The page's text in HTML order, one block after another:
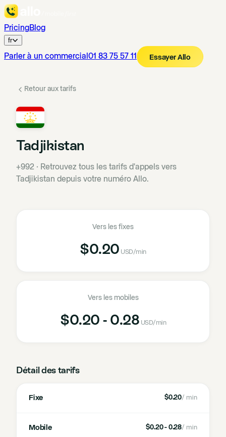
PricingBlog
fr
Parler à un commercial 01 83 75 57 11 Essayer Allo
Retour aux tarifs
Tadjikistan
+992 · Retrouvez tous les tarifs d'appels vers
Tadjikistan depuis votre numéro Allo.
Vers les fixes
$0.20 USD/min
Vers les mobiles
$0.20 - 0.28 USD/min
Détail des tarifs
Fixe $0.20/ min
Mobile $0.20 - 0.28/ min